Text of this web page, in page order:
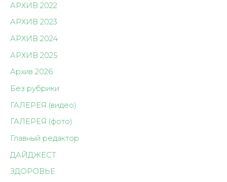
АРХИВ 2022
АРХИВ 2023
АРХИВ 2024
АРХИВ 2025
Архив 2026
Без рубрики
ГАЛЕРЕЯ (видео)
ГАЛЕРЕЯ (фото)
Главный редактор
ДАЙДЖЕСТ
ЗДОРОВЬЕ